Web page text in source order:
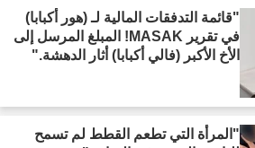
"قائمة التدفقات المالية لـ (هور أكبابا)
في تقرير MASAK! المبلغ المرسل إلى
الأخ الأكبر (فالي أكبابا) أثار الدهشة."
"المرأة التي تطعم القطط لم تسمح